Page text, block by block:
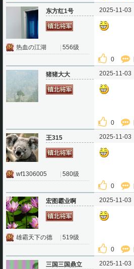
东方红1号
热血の江湖 556级
2025-11-03
0
猪猪大大 2025-11-03
0
王315
wf1306005 580级
2025-11-03
0
宏图霸业啊
雄霸天下の德 519级
2025-11-03
0
三国三国鼎立 2025-11-03